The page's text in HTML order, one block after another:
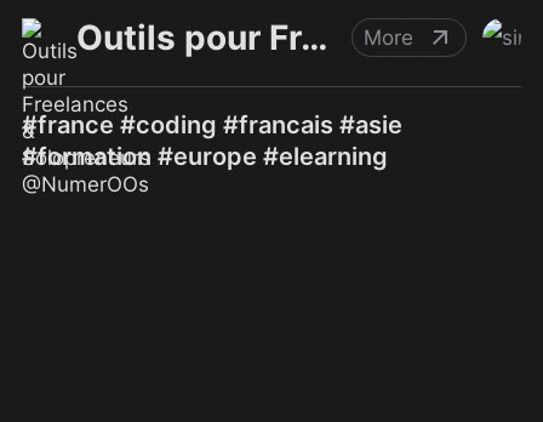
Outils pour Freelances & Solopreneurs @NumerOOs More
#france #coding #francais #asie
#formation #europe #elearning